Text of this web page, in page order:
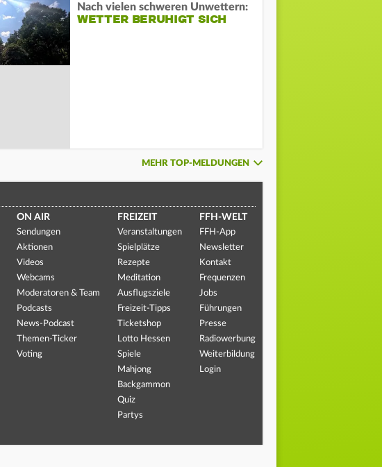
Nach vielen schweren Unwettern:
WETTER BERUHIGT SICH
MEHR TOP-MELDUNGEN
ON AIR
Sendungen
Aktionen
Videos
Webcams
Moderatoren & Team
Podcasts
News-Podcast
Themen-Ticker
Voting
FREIZEIT
Veranstaltungen
Spielplätze
Rezepte
Meditation
Ausflugsziele
Freizeit-Tipps
Ticketshop
Lotto Hessen
Spiele
Mahjong
Backgammon
Quiz
Partys
FFH-WELT
FFH-App
Newsletter
Kontakt
Frequenzen
Jobs
Führungen
Presse
Radiowerbung
Weiterbildung
Login